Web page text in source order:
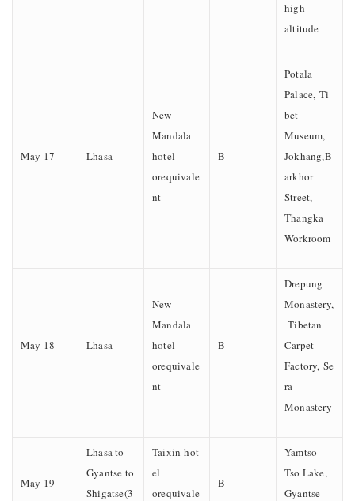
high
altitude
May 17 Lhasa
New
Mandala
hotel
orequivale
nt
B
Potala
Palace, Ti
bet
Museum,
Jokhang,B
arkhor
Street,
Thangka
Workroom
May 18 Lhasa
New
Mandala
hotel
orequivale
nt
B
Drepung
Monastery,
Tibetan
Carpet
Factory, Se
ra
Monastery
May 19
Lhasa to
Gyantse to
Shigatse(3
Taixin hot
el
orequivale
B
Yamtso
Tso Lake,
Gyantse